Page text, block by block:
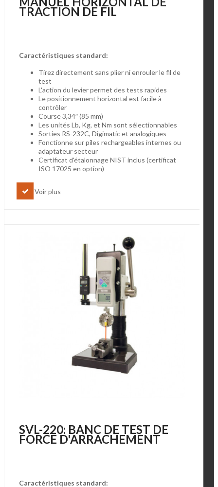
TRACTION DE FIL
Caractéristiques standard:
Tirez directement sans plier ni enrouler le fil de
test
L'action du levier permet des tests rapides
Le positionnement horizontal est facile à
contrôler
Course 3,34″ (85 mm)
Les unités Lb, Kg, et Nm sont sélectionnables
Sorties RS-232C, Digimatic et analogiques
Fonctionne sur piles rechargeables internes ou
adaptateur secteur
Certificat d'étalonnage NIST inclus (certificat
ISO 17025 en option)
Voir plus
SVL-220: BANC DE TEST DE
FORCE D'ARRACHEMENT
Caractéristiques standard: